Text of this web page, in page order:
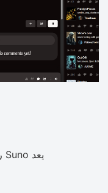
يعد Suno رائعًا لصنع الموسيقى ولهذا السبب نحبه: